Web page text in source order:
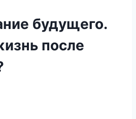
будущего.
после